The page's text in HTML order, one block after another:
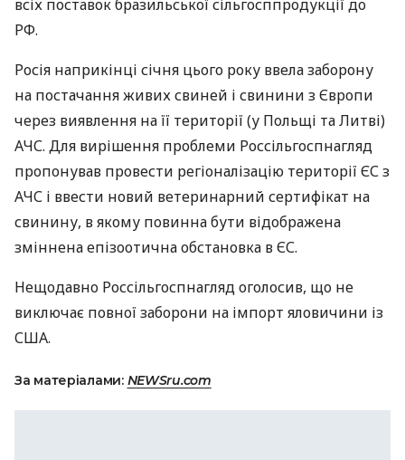
всіх поставок бразильської сільгосппродукції до
РФ.
Росія наприкінці січня цього року ввела заборону
на постачання живих свиней і свинини з Європи
через виявлення на її території (у Польщі та Литві)
АЧС. Для вирішення проблеми Россільгоспнагляд
пропонував провести регіоналізацію території ЄС з
АЧС і ввести новий ветеринарний сертифікат на
свинину, в якому повинна бути відображена
зміннена епізоотична обстановка в ЄС.
Нещодавно Россільгоспнагляд оголосив, що не
виключає повної заборони на імпорт яловичини із
США.
За матеріалами: NEWSru.com